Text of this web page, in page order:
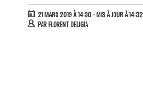
21 MARS 2019 À 14:30- MIS À JOUR À 14:32
PARFLORENT DELIGIA